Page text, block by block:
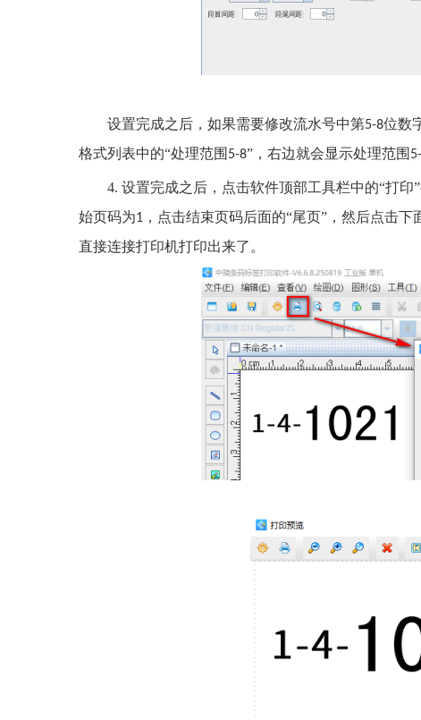
设置完成之后，如果需要修改流水号中第5-8位数
格式列表中的“处理范围 5-8”，右边就会显示处理范围
4. 设置完成之后，点击软件顶部工具栏中的“打
始页码为1 ，点击结束页码后面的“尾页”，然后点击下
直接连接打印机打印出来了。